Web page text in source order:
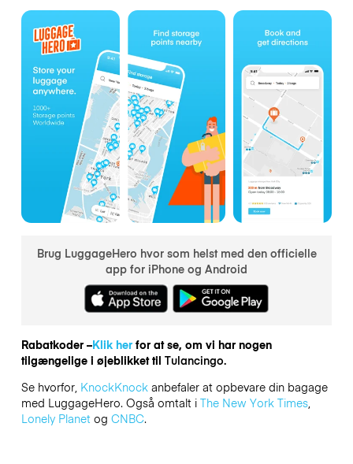
Brug LuggageHero hvor som helst med den officielle
app for iPhone og Android
Rabatkoder –Klik herfor at se, om vi har nogen
tilgængelige i øjeblikket til Tulancingo.
Se hvorfor, KnockKnockanbefaler at opbevare din bagage
med LuggageHero. Også omtalt i The New York Times,
Lonely Planetog CNBC.